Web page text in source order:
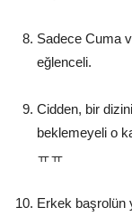
Sadece Cuma
eğlenceli.
Cidden, bir
beklemeyeli o
ㅠㅠ
Erkek başrolün